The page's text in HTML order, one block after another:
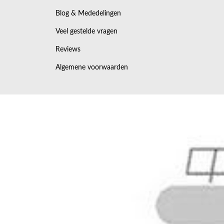
👉 Vul het offerteformulier in en geef aan dat
vrijblijvend contact met je op om jouw wensen
Offerteformulier
Blog & Mededelingen
Veel gestelde vragen
Reviews
Algemene voorwaarden